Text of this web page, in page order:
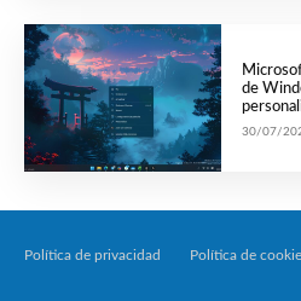
de
30/07/
Política de privacidad Política de